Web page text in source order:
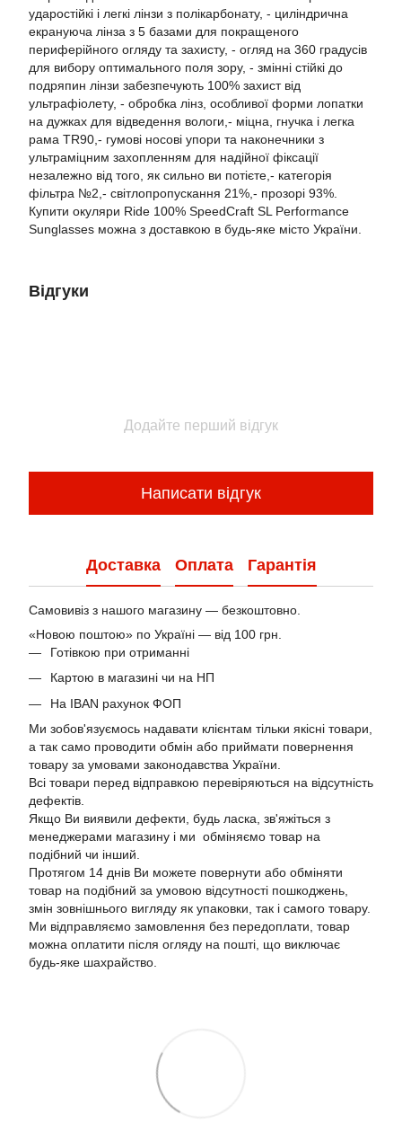
ударостійкі і легкі лінзи з полікарбонату, - циліндрична
екрануюча лінза з 5 базами для покращеного
периферійного огляду та захисту, - огляд на 360 градусів
для вибору оптимального поля зору, - змінні стійкі до
подряпин лінзи забезпечують 100% захист від
ультрафіолету, - обробка лінз, особливої ​​форми лопатки
на дужках для відведення вологи,- міцна, гнучка і легка
рама TR90,- гумові носові упори та наконечники з
ультраміцним захопленням для надійної фіксації
незалежно від того, як сильно ви потієте,- категорія
фільтра №2,- світлопропускання 21%,- прозорі 93%.
Купити окуляри Ride 100% SpeedCraft SL Performance
Sunglasses можна з доставкою в будь-яке місто України.
Відгуки
Додайте перший відгук
Написати відгук
Доставка Оплата Гарантія
Самовивіз з нашого магазину — безкоштовно.
«Новою поштою» по Україні — від 100 грн.
Готівкою при отриманні
Картою в магазині чи на НП
На IBAN рахунок ФОП
Ми зобов'язуємось надавати клієнтам тільки якісні товари,
а так само проводити обмін або приймати повернення
товару за умовами законодавства України.
Всі товари перед відправкою перевіряються на відсутність
дефектів.
Якщо Ви виявили дефекти, будь ласка, зв'яжіться з
менеджерами магазину і ми обміняємо товар на
подібний чи інший.
Протягом 14 днів Ви можете повернути або обміняти
товар на подібний за умовою відсутності пошкоджень,
змін зовнішнього вигляду як упаковки, так і самого товару.
Ми відправляємо замовлення без передоплати, товар
можна оплатити після огляду на пошті, що виключає
будь-яке шахрайство.